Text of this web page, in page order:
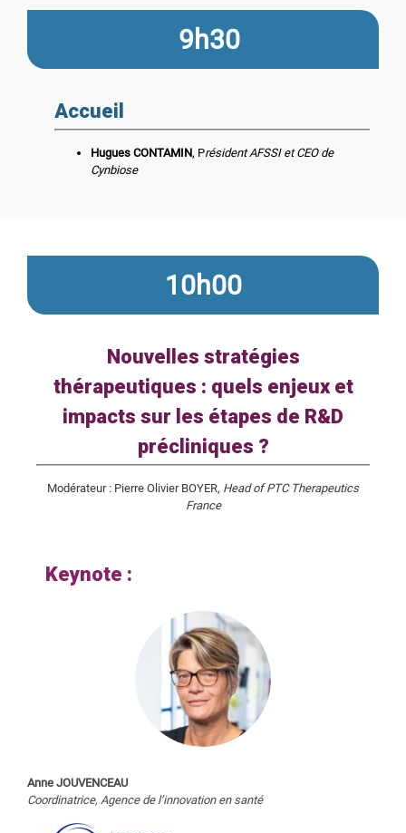
9h30
Accueil
Hugues CONTAMIN, Président AFSSI et CEO de
Cynbiose
10h00
Nouvelles stratégies
thérapeutiques : quels enjeux et
impacts sur les étapes de R&D
précliniques ?
Modérateur : Pierre Olivier BOYER, Head of PTC Therapeutics
France
Keynote :
Anne JOUVENCEAU
Coordinatrice, Agence de l’innovation en santé